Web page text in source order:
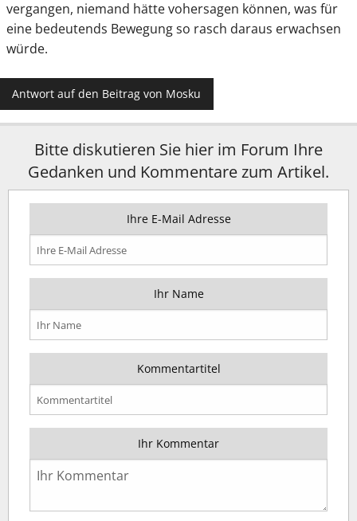
vergangen, niemand hätte vohersagen können, was für
eine bedeutends Bewegung so rasch daraus erwachsen
würde.
Antwort auf den Beitrag von Mosku
Bitte diskutieren Sie hier im Forum Ihre
Gedanken und Kommentare zum Artikel.
Ihre E-Mail Adresse
Ihr Name
Kommentartitel
Ihr Kommentar